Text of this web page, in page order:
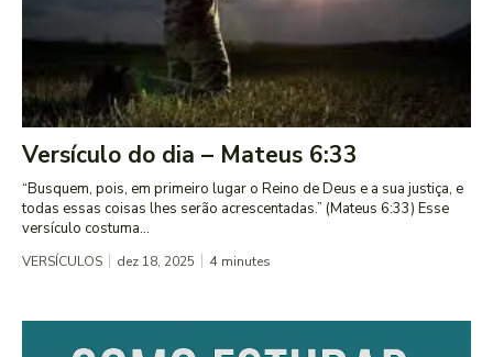
Versículo do dia – Mateus 6:33
“Busquem, pois, em primeiro lugar o Reino de Deus e a sua justiça, e
todas essas coisas lhes serão acrescentadas.” (Mateus 6:33) Esse
versículo costuma...
VERSÍCULOS dez 18, 2025 4 minutes